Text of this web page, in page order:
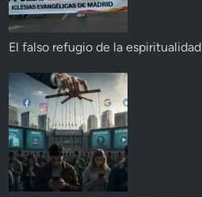
El falso refugio de la espiritualidad